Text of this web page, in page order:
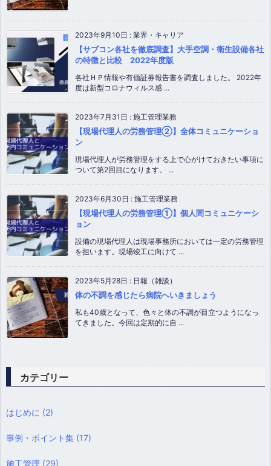
2023年9月10日 : 業界・キャリア
【サブコン各社を徹底調査】大手空調・衛生設備各社
の特徴と比較 2022年度版
各社ＨＰ情報や有価証券報告書を調査しました。 2022年
度は新型コロナウィルス感 ...
2023年7月31日 : 施工管理業務
【現場代理人の労務管理②】全体コミュニケーショ
ン
現場代理人が労務管理をする上で心がけておきたい事項に
ついて第2回目になります。 ...
2023年6月30日 : 施工管理業務
【現場代理人の労務管理①】個人間コミュニケーシ
ョン
設備の現場代理人は現場事務所においては一定の労務管理
を担います。現場竣工に向けて ...
2023年5月28日 : 日報（雑談）
体の不調を感じたら病院へいきましょう
私も40歳となって、色々と体の不調が目立つようになっ
てきました。今回は定期的に自 ...
カテゴリー
はじめに (2)
事例・ポイント集 (17)
施工管理 (29)